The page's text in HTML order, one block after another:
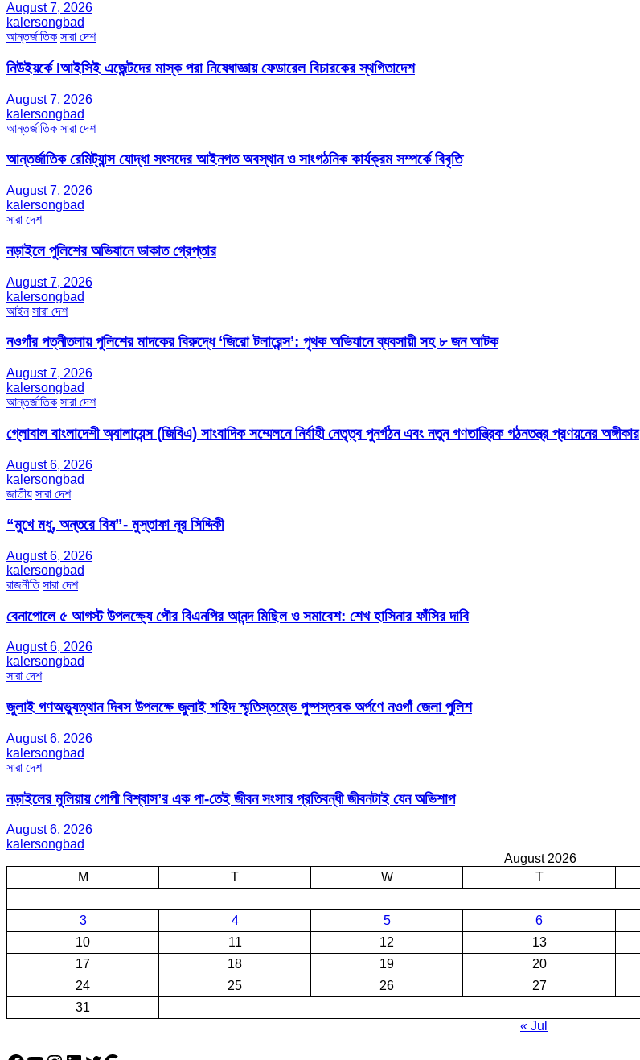
August 7, 2026
kalersongbad
আন্তর্জাতিক সারা দেশ
নিউইয়র্কে Iআইসিই এজেন্টদের মাস্ক পরা নিষেধাজ্ঞায় ফেডারেল বিচারকের স্থগিতাদেশ
August 7, 2026
kalersongbad
আন্তর্জাতিক সারা দেশ
আন্তর্জাতিক রেমিট্যান্স যোদ্ধা সংসদের আইনগত অবস্থান ও সাংগঠনিক কার্যক্রম সম্পর্কে বিবৃতি
August 7, 2026
kalersongbad
সারা দেশ
নড়াইলে পুলিশের অভিযানে ডাকাত গ্রেপ্তার
August 7, 2026
kalersongbad
আইন সারা দেশ
নওগাঁর পত্নীতলায় পুলিশের মাদকের বিরুদ্ধে ‘জিরো টলারেন্স’: পৃথক অভিযানে ব্যবসায়ী সহ ৮ জন আটক
August 7, 2026
kalersongbad
আন্তর্জাতিক সারা দেশ
গ্লোবাল বাংলাদেশী অ্যালায়েন্স (জিবিএ) সাংবাদিক সম্মেলনে নির্বাহী নেতৃত্ব পুনর্গঠন এবং নতুন গণতান্ত্রিক গঠনতন্ত্র প্রণয়নের অঙ্গীকার
August 6, 2026
kalersongbad
জাতীয় সারা দেশ
“মুখে মধু, অন্তরে বিষ”- মুস্তাফা নূর সিদ্দিকী
August 6, 2026
kalersongbad
রাজনীতি সারা দেশ
বেনাপোলে ৫ আগস্ট উপলক্ষ্যে পৌর বিএনপির আনন্দ মিছিল ও সমাবেশ: শেখ হাসিনার ফাঁসির দাবি
August 6, 2026
kalersongbad
সারা দেশ
জুলাই গণঅভ্যুত্থান দিবস উপলক্ষে জুলাই শহিদ স্মৃতিস্তম্ভে পুষ্পস্তবক অর্পণে নওগাঁ জেলা পুলিশ
August 6, 2026
kalersongbad
সারা দেশ
নড়াইলের মুলিয়ায় গোপী বিশ্বাস’র এক পা-তেই জীবন সংসার প্রতিবন্ধী জীবনটাই যেন অভিশাপ
August 6, 2026
kalersongbad
August 2026
M
T W T
3
4 5 6
10
11 12 13
17
18 19 20
24
25 26 27
31
« Jul